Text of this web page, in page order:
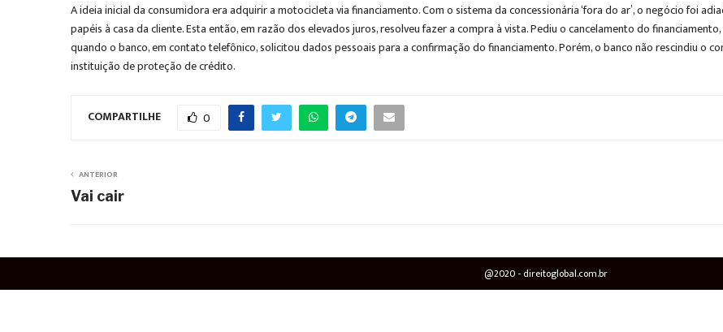
A ideia inicial da consumidora era adquirir a motocicleta via financiamento. Com o sistema da concessionária ‘fora do ar’, o negócio foi
papéis à casa da cliente. Esta então, em razão dos elevados juros, resolveu fazer a compra à vista. Pediu o cancelamento do
quando o banco, em contato telefônico, solicitou dados pessoais para a confirmação do financiamento. Porém, o banco não rescindiu o
instituição de proteção de crédito.
COMPARTILHE 0
ANTERIOR
Vai cair
@2020 - direitoglobal.com.br